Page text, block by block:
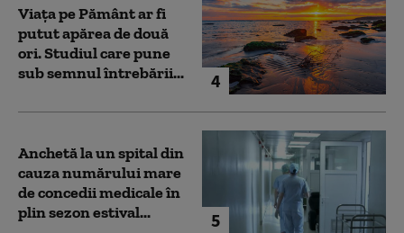
4
Viața pe Pământ ar fi
putut apărea de două
ori. Studiul care pune
sub semnul întrebării...
5
Anchetă la un spital din
cauza numărului mare
de concedii medicale în
plin sezon estival...